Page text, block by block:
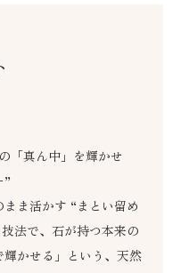
「真ん中」を輝かせ
”
ま活かす “まとい留め
法で、石が持つ本来の
かせる」という、天然